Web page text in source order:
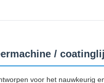
/
voor het nauwkeurig